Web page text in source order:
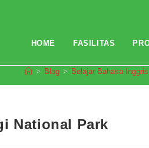
HOME FASILITAS
> Blog > Belajar Bahasa Inggris
National Park